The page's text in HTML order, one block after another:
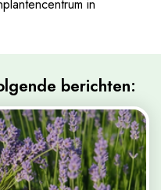
in
berichten: